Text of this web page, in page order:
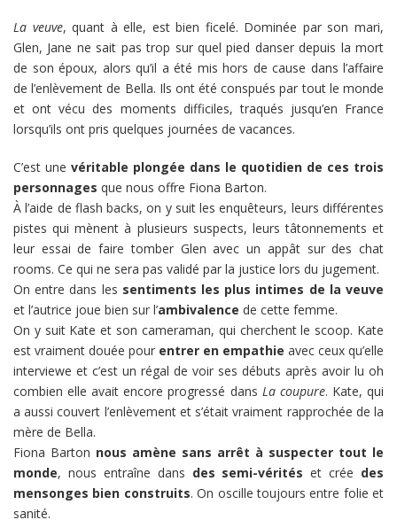
La veuve, quant à elle, est bien ficelé. Dominée par son mari,
Glen, Jane ne sait pas trop sur quel pied danser depuis la mort
de son époux, alors qu’il a été mis hors de cause dans l’affaire
de l’enlèvement de Bella. Ils ont été conspués par tout le monde
et ont vécu des moments difficiles, traqués jusqu’en France
lorsqu’ils ont pris quelques journées de vacances.
C’est une véritable plongée dans le quotidien de ces trois
personnages que nous offre Fiona Barton.
À l’aide de flash backs, on y suit les enquêteurs, leurs différentes
pistes qui mènent à plusieurs suspects, leurs tâtonnements et
leur essai de faire tomber Glen avec un appât sur des chat
rooms. Ce qui ne sera pas validé par la justice lors du jugement.
On entre dans les sentiments les plus intimes de la veuve
et l’autrice joue bien sur l’ambivalence de cette femme.
On y suit Kate et son cameraman, qui cherchent le scoop. Kate
est vraiment douée pour entrer en empathie avec ceux qu’elle
interviewe et c’est un régal de voir ses débuts après avoir lu oh
combien elle avait encore progressé dans La coupure. Kate, qui
a aussi couvert l’enlèvement et s’était vraiment rapprochée de la
mère de Bella.
Fiona Barton nous amène sans arrêt à suspecter tout le
monde, nous entraîne dans des semi-vérités et crée des
mensonges bien construits. On oscille toujours entre folie et
sanité.